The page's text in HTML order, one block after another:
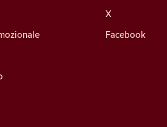
X
Facebook